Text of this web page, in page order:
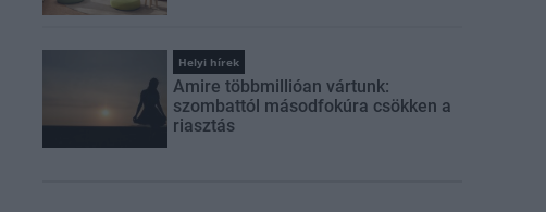
Helyi hírek
Amire többmillióan vártunk:
szombattól másodfokúra csökken a
riasztás